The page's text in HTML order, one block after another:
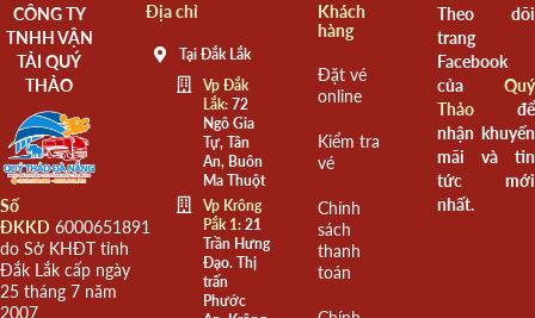
CÔNG TY
TNHH VẬN
TẢI QUÝ
THẢO
Số
ĐKKD 6000651891
do Sở KHĐT tỉnh
Đắk Lắk cấp ngày
25 tháng 7 năm
2007
Địa chỉ
Tại Đắk Lắk
Vp Đắk
Lắk:72
Ngô Gia
Tự, Tân
An, Buôn
Ma Thuột
Vp Krông
Pắk 1:21
Trần Hưng
Đạo. Thị
trấn
Phước
Khách
hàng
Đặt vé
online
Kiểm tra
vé
Chính
sách
thanh
toán
Theo dõi
trang
Facebook
của Quý
Thảođể
nhận khuyến
mãi và tin
tức mới
nhất.